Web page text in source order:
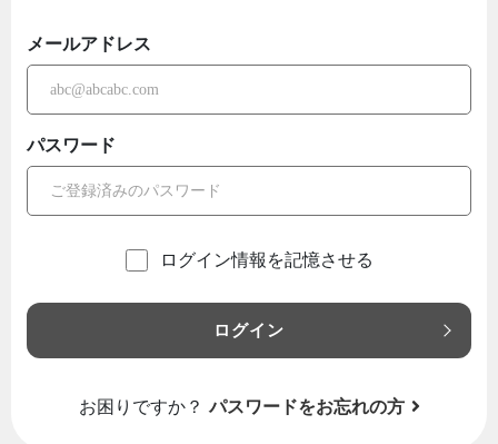
メールアドレス
パスワード
ログイン情報を記憶させる
ログイン
お困りですか？ パスワードをお忘れの方